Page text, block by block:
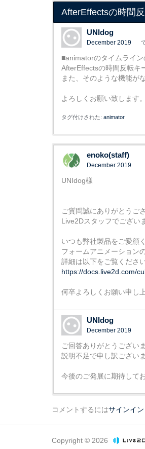
AfterEffectsの時間
UNIdog
December 2019
■animatorのタイムライ
AfterEffectsの時間反転キ
また、そのような機能が
よろしくお願い致します。
タグ付けされた: animator
enoko(staff)
December 2019
UNIdog様
ご質問誠にありがとうご
Live2Dスタッフでござい
いつも弊社製品をご愛顧
フォームアニメーション
詳細は以下をご覧ください
https://docs.live2d.com/
何卒よろしくお願い申し
UNIdog
December 2019
ご回答ありがとうございま
説明不足で申し訳ござい
今後のご発展に期待して
コメントするにはサインイン
Copyright © 2026